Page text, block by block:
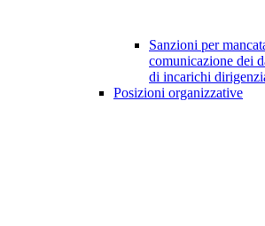
Sanzioni per
comunicazione dei
di incarichi
Posizioni organizzative